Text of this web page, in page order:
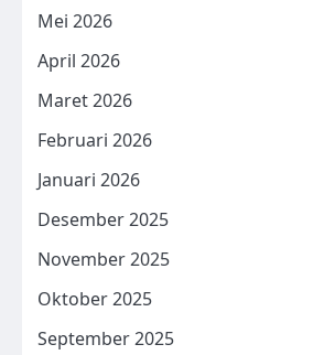
Mei 2026
April 2026
Maret 2026
Februari 2026
Januari 2026
Desember 2025
November 2025
Oktober 2025
September 2025